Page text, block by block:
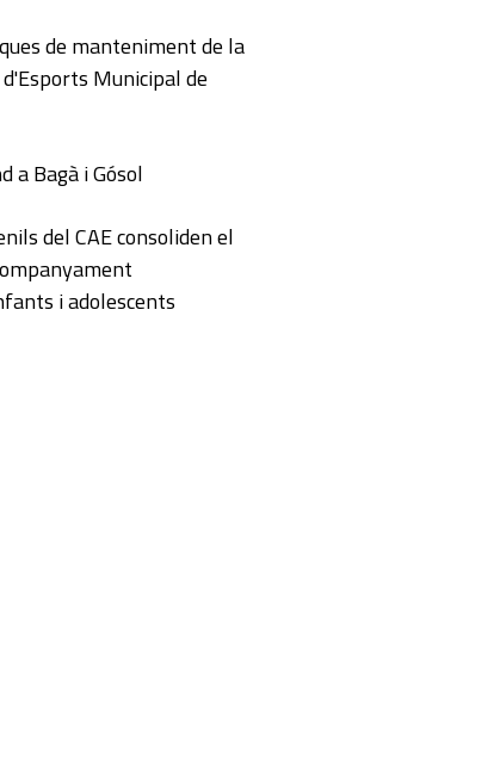
de manteniment de la
Municipal de
a Bagà i Gósol
del CAE consoliden el
i adolescents